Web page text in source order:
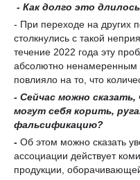
- Как долго это
- При переходе на других
столкнулись с такой
течение 2022 года эту
абсолютно ненамеренным
повлияло на то, что
- Сейчас можно
могут себя корить,
фальсификацию?
- Об этом можно сказать
ассоциации действует
продукции,